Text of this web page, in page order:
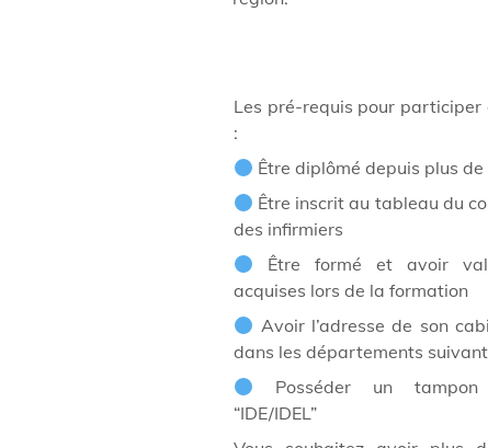
Les pré-requis pour
:
Être diplômé depuis plus de
Être inscrit au tableau du
des infirmiers
Être formé et avoir
acquises lors de la formation
Avoir l’adresse de son
dans les départements
Posséder un tampon
“IDE/IDEL”